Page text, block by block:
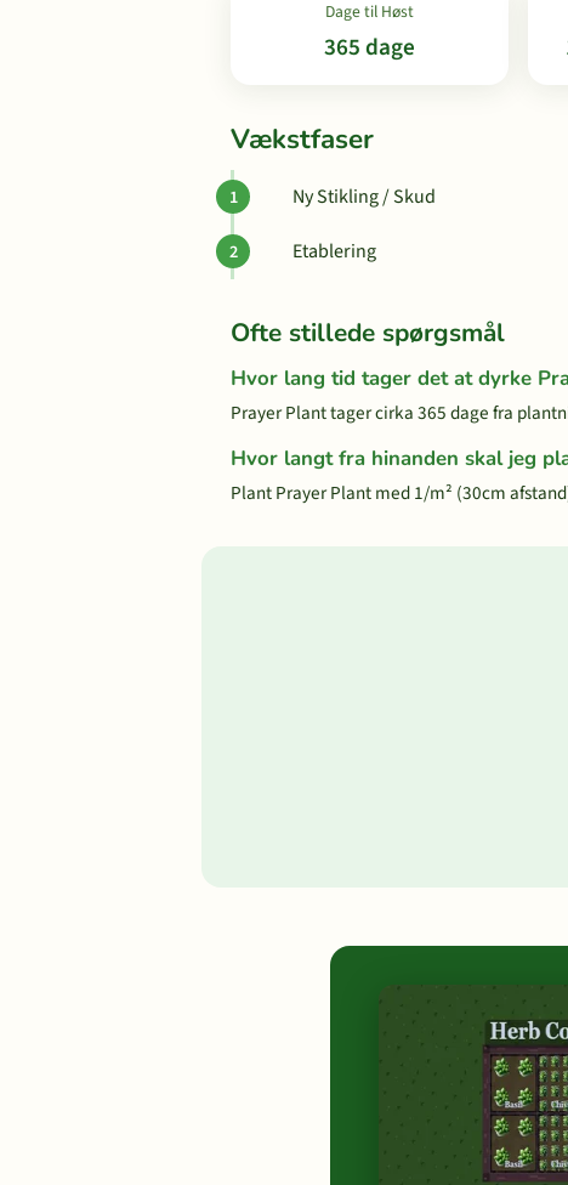
Dage til Høst
365 dage
Vækstfaser
Ny Stikling / Skud
Etablering
Ofte stillede spørgsmål
Hvor lang tid tager det at dyrke
Prayer Plant tager cirka 365 dage fra
Hvor langt fra hinanden skal jeg
Plant Prayer Plant med 1/m² (30cm